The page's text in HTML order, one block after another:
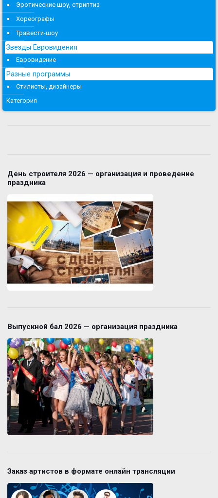
Эротические шоу, стриптиз
Хореографы
Травести-шоу
Звезды Евровидения
Евровидение
Разные программы
Стилисты, дизайнеры
Категория
День строителя 2026 — организация и проведение
праздника
Выпускной бал 2026 — организация праздника
Заказ артистов в формате онлайн трансляции